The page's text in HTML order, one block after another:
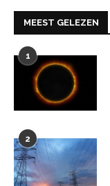
MEEST GELEZEN
1
2